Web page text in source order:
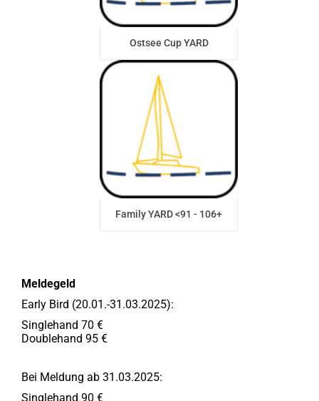
Ostsee Cup YARD
Family YARD <91 - 106+
Meldegeld
Early Bird (20.01.-31.03.2025):
Singlehand 70 €
Doublehand 95 €
Bei Meldung ab 31.03.2025:
Singlehand 90 €